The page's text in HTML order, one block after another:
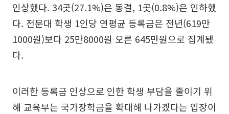
인상했다. 34곳(27.1%)은 동결, 1곳(0.8%)은 인하했
다. 전문대 학생 1인당 연평균 등록금은 전년(619만
1000원)보다 25만8000원 오른 645만원으로 집계됐
다.
이러한 등록금 인상으로 인한 학생 부담을 줄이기 위
해 교육부는 국가장학금을 확대해 나가겠다는 입장이